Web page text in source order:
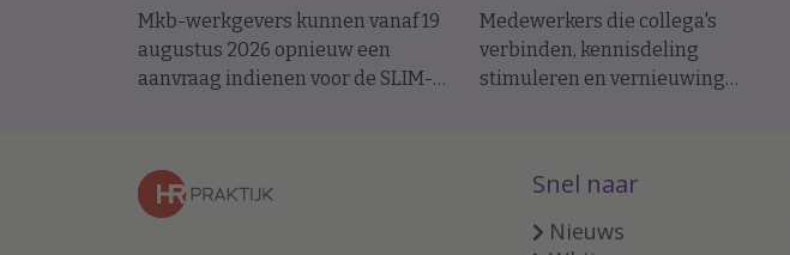
Mkb-werkgevers kunnen vanaf 19
augustus 2026 opnieuw een
aanvraag indienen voor de SLIM-
Werkgelegenheid leren en
ontwikkelen binnen organisaties.
Medewerkers die collega's
verbinden, kennisdeling
stimuleren en vernieuwing
erkenning en ondersteuning die
daarvoor nodig is. Onderzoekers
Snel naar
Nieuws